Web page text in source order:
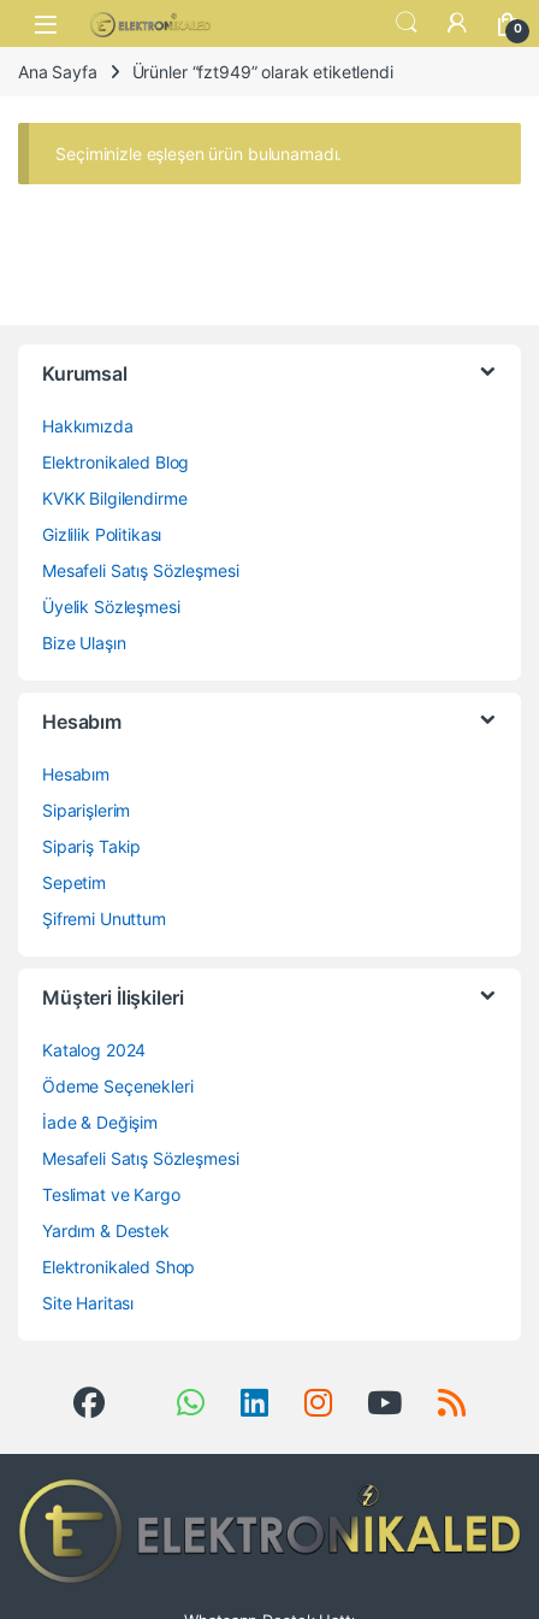
Skip to navigation
Skip to content
Open 0
Ana Sayfa Ürünler “fzt949” olarak etiketlendi
Seçiminizle eşleşen ürün bulunamadı.
Kurumsal
Hakkımızda
Elektronikaled Blog
KVKK Bilgilendirme
Gizlilik Politikası
Mesafeli Satış Sözleşmesi
Üyelik Sözleşmesi
Bize Ulaşın
Hesabım
Hesabım
Siparişlerim
Sipariş Takip
Sepetim
Şifremi Unuttum
Müşteri İlişkileri
Katalog 2024
Ödeme Seçenekleri
İade & Değişim
Mesafeli Satış Sözleşmesi
Teslimat ve Kargo
Yardım & Destek
Elektronikaled Shop
Site Haritası